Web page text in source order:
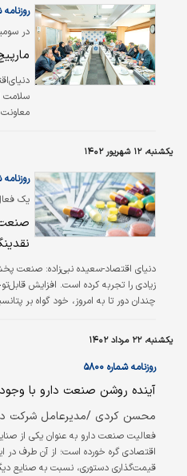
مشکلات
در
تهران
روزنامه
سلامت
نظرات
مختلف
دولت،
یکشنبه، ۱۲ شهریور ۱۴۰۲
یک
روزنامه
صنعت
دنیای اقتصاد-سعیده نبی‌زاده: صنعت
زیادی را تجربه کرده است. افزایش
چندان دور تا به امروز، خود گواه بر
تولید ناخالص داخلی از جایگاه بالایی
پیگیری جایگاه این شرکت‌ها در صنعت
پرهیزکاری، فعال…
یکشنبه، ۲۲ مرداد ۱۴۰۲
روزنامه شماره ۵۸۰۰
آینده روشن صنعت دارو با
محسن کردی /مدیرعامل شرکت
فعالیت صنعت دارو به عنوان یکی از
اقتصادی گره خورده است؛ از آن طرف در
قیمت‌گذاری دستوری، نسبت به صنایع